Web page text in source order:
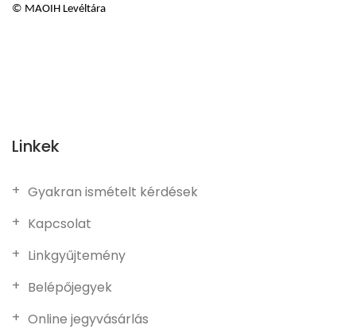
© MAOIH Levéltára
Linkek
Gyakran ismételt kérdések
Kapcsolat
Linkgyűjtemény
Belépőjegyek
Online jegyvásárlás